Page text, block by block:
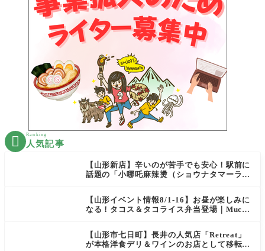
 Ranking
人気記事
【山形新店】辛いのが苦手でも安心！駅前に
話題の「小哪吒麻辣燙（ショウナタマーラー
【山形イベント情報8/1-16】お昼が楽しみに
なる！タコス＆タコライス弁当登場｜Mucha
【山形市七日町】長井の人気店「Retreat」
が本格洋食デリ＆ワインのお店として移転オ